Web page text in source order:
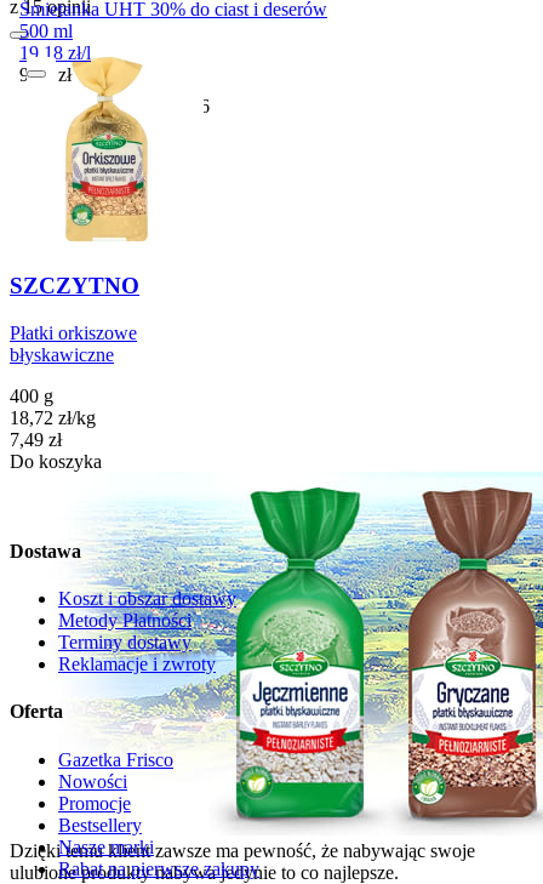
Śmietanka UHT 30% do ciast i deserów
500 ml
19,18 zł/l
Cena
9,59 zł
Przydatny do29-11-2026
z 15 opinii
SZCZYTNO
Płatki orkiszowe
błyskawiczne
400 g
18,72 zł/kg
Cena
7,49 zł
Do koszyka
Dzięki temu klient zawsze ma pewność, że nabywając swoje
ulubione produkty nabywa jedynie to co najlepsze.
Dostawa
Koszt i obszar dostawy
Metody Płatności
Terminy dostawy
Reklamacje i zwroty
Oferta
Gazetka Frisco
Nowości
Promocje
Bestsellery
Nasze marki
Rabat na pierwsze zakupy